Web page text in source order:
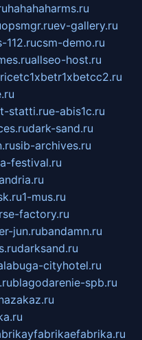
hahahaharms.ru
opsmgr.ruev-gallery.ru
112.rucsm-demo.ru
allseo-host.ru
statti.rue-abis1c.ru
dark-sand.ru
sib-archives.ru
festival.ru
1-mus.ru
factory.ru
jun.rubandamn.ru
darksand.ru
cityhotel.ru
blagodarenie-spb.ru